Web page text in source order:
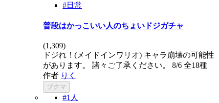
#日常
普段はかっこいい人のちょいドジガチャ
(1,309)
ドジれ！(メイドインワリオ) キャラ崩壊の可能性
があります。 諸々ご了承ください。 8/6 全18種
作者 りく
ブクマ
#1人